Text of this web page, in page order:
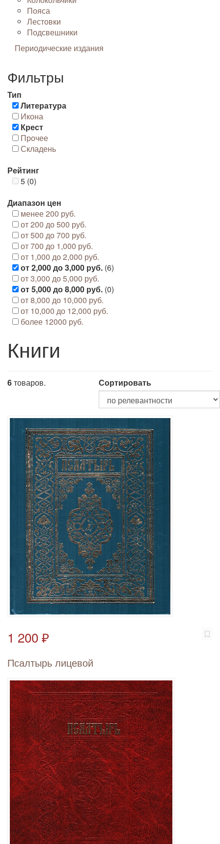
Пояса
Лестовки
Подсвешники
Периодические издания
Фильтры
Тип
Литература
Икона
Крест
Прочее
Складень
Рейтинг
5 (0)
Диапазон цен
менее 200 руб.
от 200 до 500 руб.
от 500 до 700 руб.
от 700 до 1,000 руб.
от 1,000 до 2,000 руб.
от 2,000 до 3,000 руб. (6)
от 3,000 до 5,000 руб.
от 5,000 до 8,000 руб. (0)
от 8,000 до 10,000 руб.
от 10,000 до 12,000 руб.
более 12000 руб.
Книги
6товаров. Сортировать
1 200 ₽
Псалтырь лицевой